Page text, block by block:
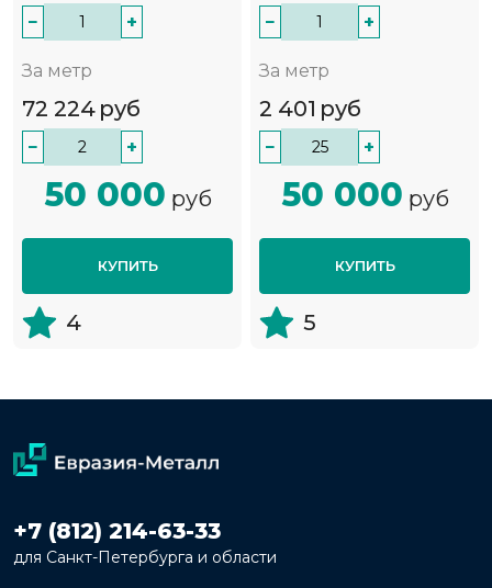
− +
За метр
72 224 руб
− +
50 000 руб
КУПИТЬ
4
− +
За метр
2 401 руб
− +
50 000 руб
КУПИТЬ
5
+7 (812) 214-63-33
для Санкт-Петербурга и области